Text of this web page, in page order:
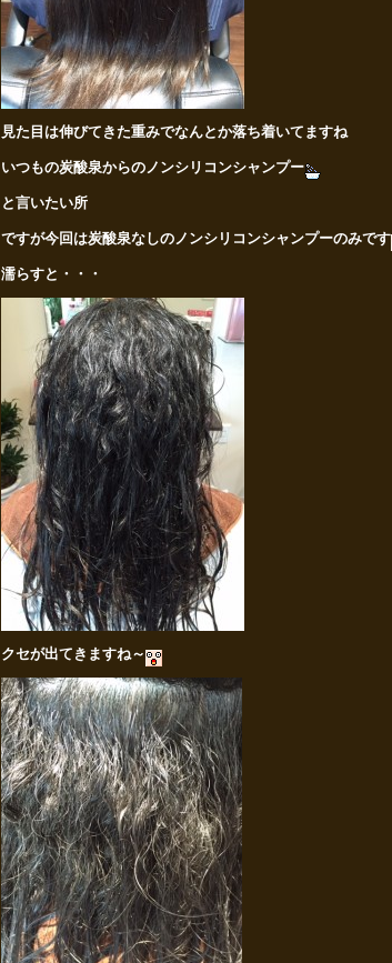
見た目は伸びてきた重みでなんとか落ち着いてますね
いつもの炭酸泉からのノンシリコンシャンプー
と言いたい所
ですが今回は炭酸泉なしのノンシリコンシャンプーのみです
濡らすと・・・
クセが出てきますね～